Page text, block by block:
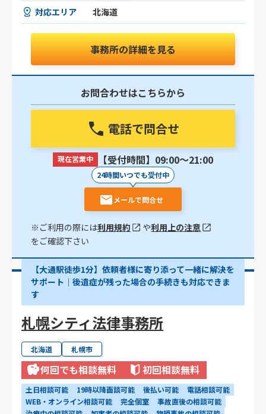
対応エリア 北海道
事務所の詳細を見る
お問合わせはこちらから
電話で問合せ
現在営業中 【受付時間】09:00〜21:00
24時間いつでも受付中
メールで問合せ
※ご利用の際には利用規約 や利用上の注意
をご確認下さい
【大通駅徒歩1分】依頼者様に寄り添って一緒に解決を
サポート｜後遺症が残った場合の手続きも対応できま
す
札幌シティ法律事務所
北海道 札幌市
何回でも相談無料 初回相談無料
土日相談可能 19時以降面談可能 後払い可能
電話相談可能
WEB・オンライン相談可能
完全個室
事故直後の相談可能